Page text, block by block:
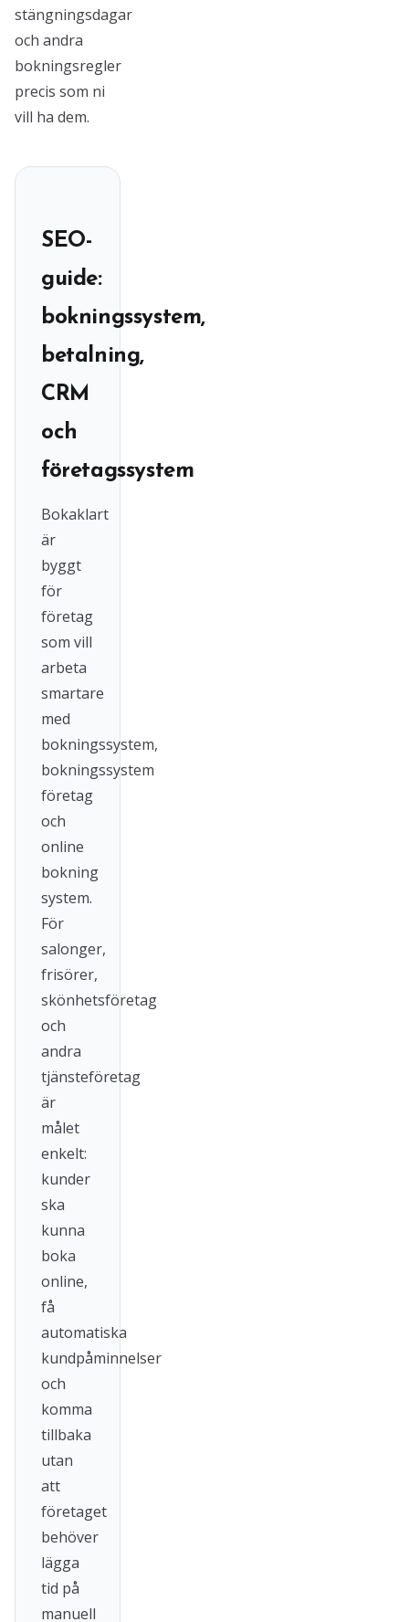
stängningsdagar
och andra
bokningsregler
precis som ni
vill ha dem.
SEO-
guide:
bokningssystem,
betalning,
CRM
och
företagssystem
Bokaklart
är
byggt
för
företag
som vill
arbeta
smartare
med
bokningssystem,
bokningssystem
företag
och
online
bokning
system.
För
salonger,
frisörer,
skönhetsföretag
och
andra
tjänsteföretag
är
målet
enkelt:
kunder
ska
kunna
boka
online,
få
automatiska
kundpåminnelser
och
komma
tillbaka
utan
att
företaget
behöver
lägga
tid på
manuell